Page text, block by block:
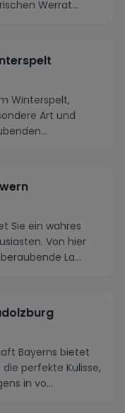
Werrat...
Winterspelt,
Art und
Sie ein wahres
Von hier
La...
Bayerns bietet
perfekte Kulisse,
in vo...